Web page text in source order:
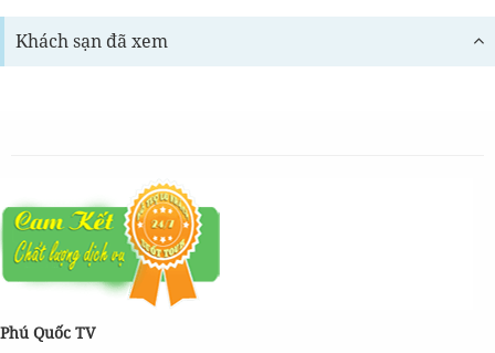
Khách sạn đã xem
Phú Quốc TV